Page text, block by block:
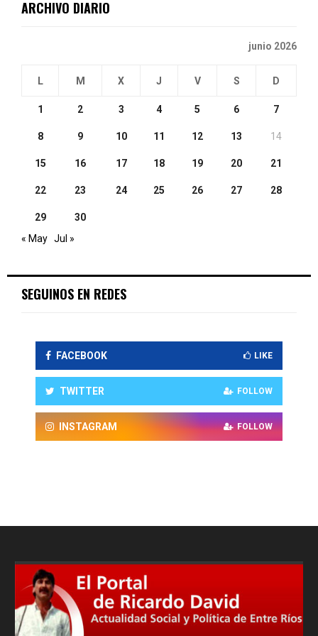
ARCHIVO DIARIO
junio 2026
L M X J V S D
1 2 3 4 5 6 7
8 9 10 11 12 13 14
15 16 17 18 19 20 21
22 23 24 25 26 27 28
29
30
« May Jul »
SEGUINOS EN REDES
FACEBOOK LIKE
TWITTER FOLLOW
INSTAGRAM FOLLOW